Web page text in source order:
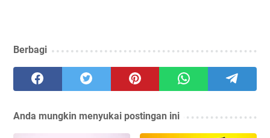
Berbagi
Anda mungkin menyukai postingan ini